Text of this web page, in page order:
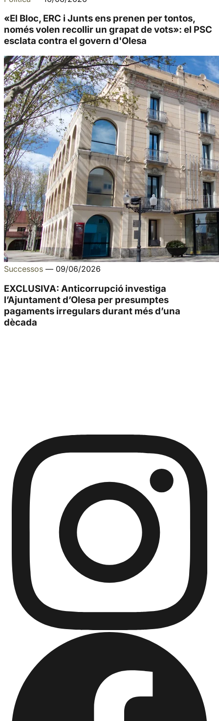
«El Bloc, ERC i Junts ens prenen per tontos,
només volen recollir un grapat de vots»: el PSC
esclata contra el govern d'Olesa
Successos — 09/06/2026
EXCLUSIVA: Anticorrupció investiga
l’Ajuntament d’Olesa per presumptes
pagaments irregulars durant més d’una
dècada